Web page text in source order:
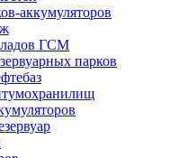
аккумуляторов
ГСМ
парков